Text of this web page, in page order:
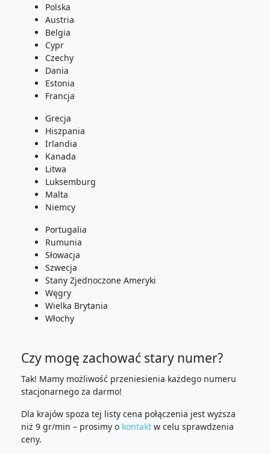
Polska
Austria
Belgia
Cypr
Czechy
Dania
Estonia
Francja
Grecja
Hiszpania
Irlandia
Kanada
Litwa
Luksemburg
Malta
Niemcy
Portugalia
Rumunia
Słowacja
Szwecja
Stany Zjednoczone Ameryki
Węgry
Wielka Brytania
Włochy
Czy mogę zachować stary numer?
Tak! Mamy możliwość przeniesienia każdego numeru
stacjonarnego za darmo!
Dla krajów spoza tej listy cena połączenia jest wyższa
niż 9 gr/min – prosimy o kontakt w celu sprawdzenia
ceny.